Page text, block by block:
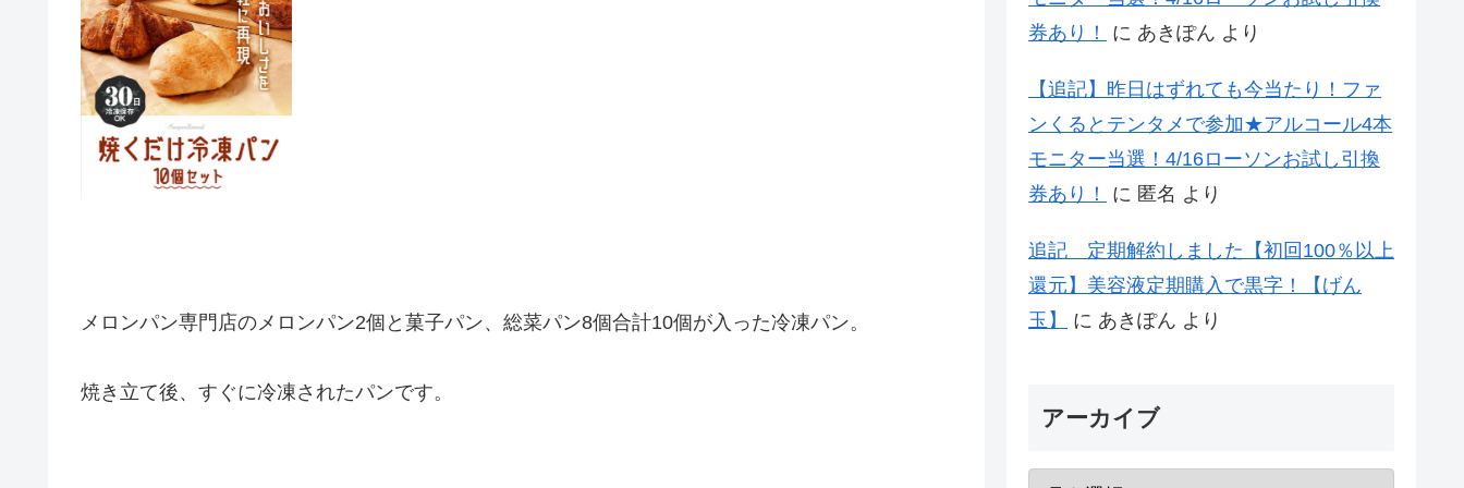
メロンパン専門店のメロンパン2個と菓子パン、総菜パン8個合計10個が入った冷凍パン。
焼き立て後、すぐに冷凍されたパンです。
券あり！
に あきぽん より
【追記】昨日はずれても今当たり！ファ
ンくるとテンタメで参加★アルコール4本
モニター当選！4/16ローソンお試し引換
券あり！
に 匿名 より
追記 定期解約しました【初回100％以上
還元】美容液定期購入で黒字！【げん
玉】
に あきぽん より
アーカイブ